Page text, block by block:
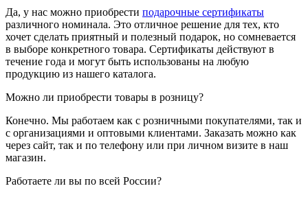
Да, у нас можно приобрести подарочные сертификаты
различного номинала. Это отличное решение для тех, кто
хочет сделать приятный и полезный подарок, но сомневается
в выборе конкретного товара. Сертификаты действуют в
течение года и могут быть использованы на любую
продукцию из нашего каталога.
Можно ли приобрести товары в розницу?
Конечно. Мы работаем как с розничными покупателями, так и
с организациями и оптовыми клиентами. Заказать можно как
через сайт, так и по телефону или при личном визите в наш
магазин.
Работаете ли вы по всей России?